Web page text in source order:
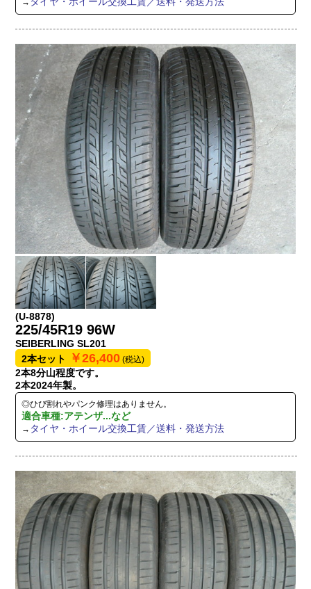
(U-8878)
225/45R19 96W
SEIBERLING SL201
2本セット
￥26,400 (税込)
2本8分山程度です。
2本2024年製。
◎ひび割れやパンク修理はありません。
適合車種:アテンザ...など
→ タイヤ・ホイール交換工賃／送料・発送方法